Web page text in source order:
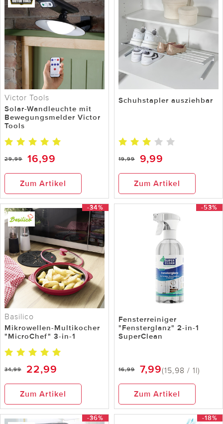
Victor Tools
Solar-Wandleuchte mit
Bewegungsmelder Victor
Tools
29,99 16,99
Zum Artikel
Schuhstapler ausziehbar
19,99 9,99
Zum Artikel
-34%
Basilico
Mikrowellen-Multikocher
"MicroChef" 3-in-1
34,99 22,99
Zum Artikel
-53%
Fensterreiniger
"Fensterglanz" 2-in-1
SuperClean
16,99 7,99(15,98 / 1l)
Zum Artikel
-36% -18%